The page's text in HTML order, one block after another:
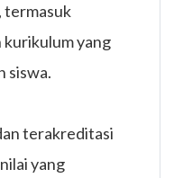
termasuk
yang
siswa.
terakreditasi
yang